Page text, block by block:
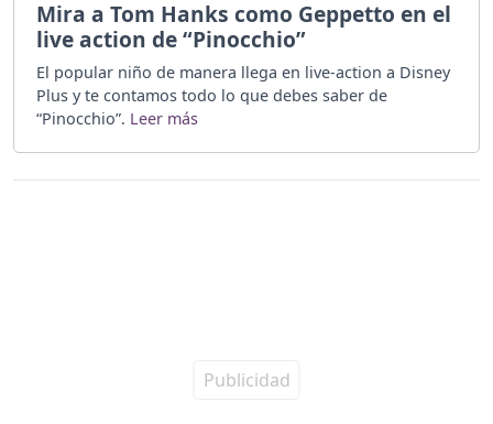
Mira a Tom Hanks como Geppetto en el
live action de “Pinocchio”
El popular niño de manera llega en live-action a Disney
Plus y te contamos todo lo que debes saber de
“Pinocchio”.